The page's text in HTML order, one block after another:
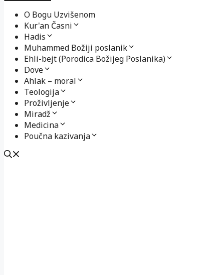
O Bogu Uzvišenom
Kur'an Časni
Hadis
Muhammed Božiji poslanik
Ehli-bejt (Porodica Božijeg Poslanika)
Dove
Ahlak – moral
Teologija
Proživljenje
Miradž
Medicina
Poučna kazivanja